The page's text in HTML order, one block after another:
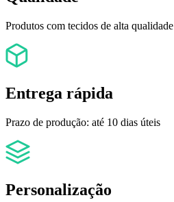
Produtos com tecidos de alta qualidade
Entrega rápida
Prazo de produção: até 10 dias úteis
Personalização